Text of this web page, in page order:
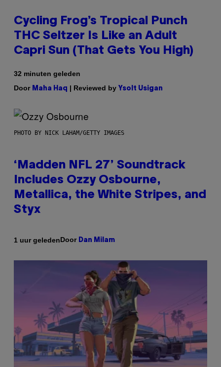
Cycling Frog’s Tropical Punch
THC Seltzer Is Like an Adult
Capri Sun (That Gets You High)
32 minuten geleden
Door Maha Haq | Reviewed by Ysolt Usigan
PHOTO BY NICK LAHAM/GETTY IMAGES
‘Madden NFL 27’ Soundtrack
Includes Ozzy Osbourne,
Metallica, the White Stripes, and
Styx
1 uur geledenDoor Dan Milam